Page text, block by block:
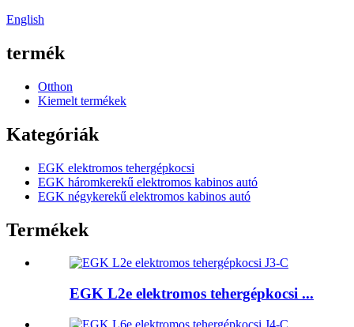
English
termék
Otthon
Kiemelt termékek
Kategóriák
EGK elektromos tehergépkocsi
EGK háromkerekű elektromos kabinos autó
EGK négykerekű elektromos kabinos autó
Termékek
EGK L2e elektromos tehergépkocsi ...